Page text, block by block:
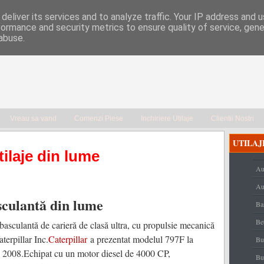
Vreau sa vand Comenzi Piese Inchiriere Utilaje Clientii Nostri
din lume
din lume
de carieră de clasă ultra, cu propulsie mecanică
Inc.Caterpillara prezentat modelul 797F la
cu un motor diesel de 4000 CP,
its services and to analyze traffic. Your IP address and
and security metrics to ensure quality of service,